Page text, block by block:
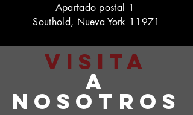
Apartado postal 1
Southold, Nueva York 11971
VISITA
A
NOSOTROS